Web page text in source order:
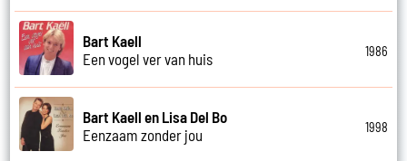
Bart Kaell
Een vogel ver van huis
1986
Bart Kaell en Lisa Del Bo
Eenzaam zonder jou
1998